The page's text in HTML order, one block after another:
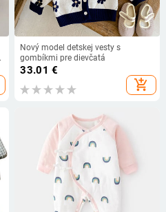
Nový model detskej vesty s
gombíkmi pre dievčatá
33.01 €
add_shopping_cart